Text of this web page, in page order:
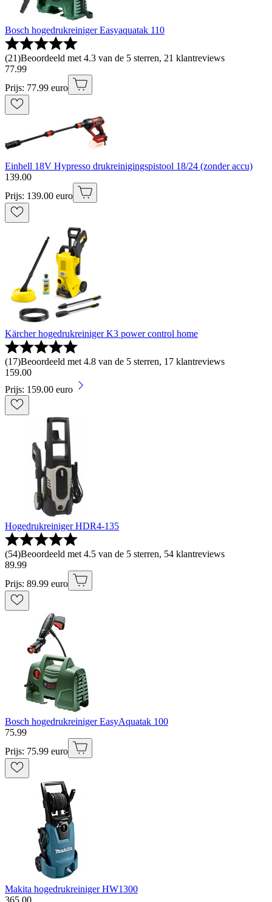
Bosch hogedrukreiniger Easyaquatak 110
(21)Beoordeeld met 4.3 van de 5 sterren, 21 klantreviews
77.99
Prijs: 77.99 euro
Einhell 18V Hypresso drukreinigingspistool 18/24 (zonder accu)
139.00
Prijs: 139.00 euro
Kärcher hogedrukreiniger K3 power control home
(17)Beoordeeld met 4.8 van de 5 sterren, 17 klantreviews
159.00
Prijs: 159.00 euro
Hogedrukreiniger HDR4-135
(54)Beoordeeld met 4.5 van de 5 sterren, 54 klantreviews
89.99
Prijs: 89.99 euro
Bosch hogedrukreiniger EasyAquatak 100
75.99
Prijs: 75.99 euro
Makita hogedrukreiniger HW1300